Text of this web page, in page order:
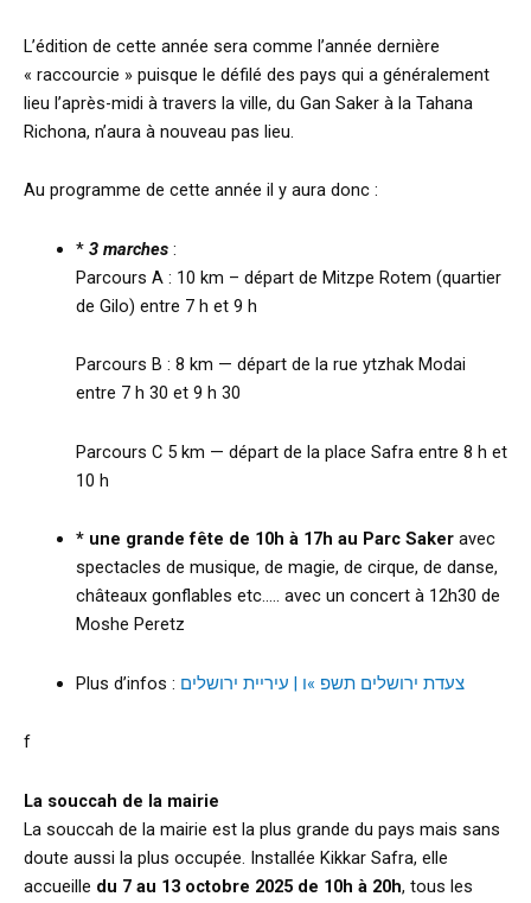
L’édition de cette année sera comme l’année dernière
« raccourcie » puisque le défilé des pays qui a généralement
lieu l’après-midi à travers la ville, du Gan Saker à la Tahana
Richona, n’aura à nouveau pas lieu.
Au programme de cette année il y aura donc :
* 3 marches:
Parcours A : 10 km – départ de Mitzpe Rotem (quartier
de Gilo) entre 7 h et 9 h
Parcours B : 8 km — départ de la rue ytzhak Modai
entre 7 h 30 et 9 h 30
Parcours C 5 km — départ de la place Safra entre 8 h et
10 h
* une grande fête de 10h à 17h au Parc Saker avec
spectacles de musique, de magie, de cirque, de danse,
châteaux gonflables etc….. avec un concert à 12h30 de
Moshe Peretz
Plus d’infos : צעדת ירושלים תשפ »ו | עיריית ירושלים
f
La souccah de la mairie
La souccah de la mairie est la plus grande du pays mais sans
doute aussi la plus occupée. Installée Kikkar Safra, elle
accueille du 7 au 13 octobre 2025 de 10h à 20h, tous les